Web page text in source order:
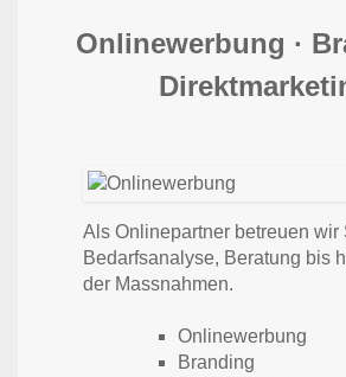
Online­werbung ·
Als Online­partner betreuen wir
Bedarfs­analyse, Beratung bis
der Massnahmen.
Online­werbung
Branding